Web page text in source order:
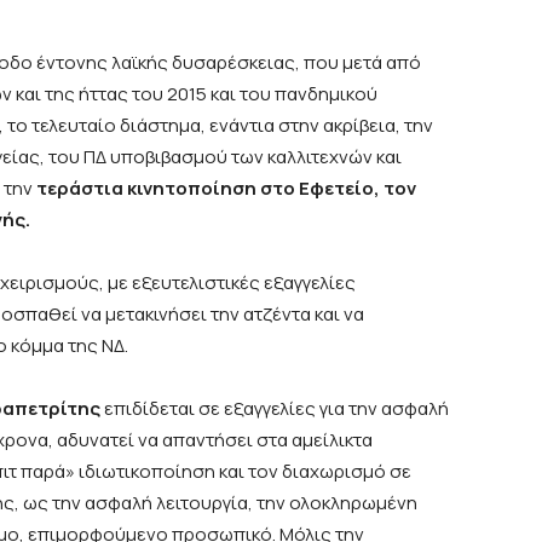
έντονης λαϊκής δυσαρέσκειας, που μετά από
της ήττας του 2015 και του πανδημικού
, το τελευταίο διάστημα, ενάντια στην ακρίβεια, την
του ΠΔ υποβιβασμού των καλλιτεχνών και
τεράστια κινητοποίηση στο Εφετείο, τον
με εξευτελιστικές εξαγγελίες
να μετακινήσει την ατζέντα και να
κόμμα της ΝΔ.
επιδίδεται σε εξαγγελίες για την ασφαλή
αδυνατεί να απαντήσει στα αμείλικτα
παρά» ιδιωτικοποίηση και τον διαχωρισμό σε
ως την ασφαλή λειτουργία, την ολοκληρωμένη
επιμορφούμενο προσωπικό. Μόλις την